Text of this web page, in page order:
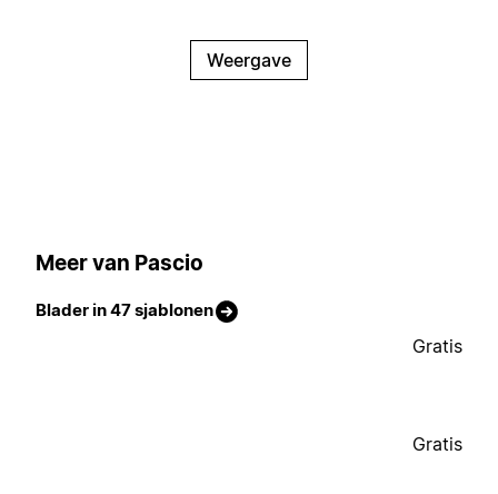
Weergave
Meer van Pascio
Blader in 47 sjablonen
Gratis
Gratis